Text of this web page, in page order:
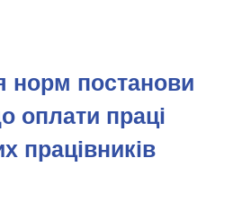
норм постанови
оплати праці
працівників